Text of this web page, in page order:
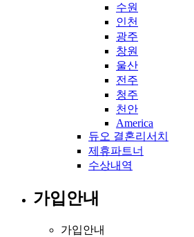
수원
인천
광주
창원
울산
전주
청주
천안
America
듀오 결혼리서치
제휴파트너
수상내역
가입안내
가입안내